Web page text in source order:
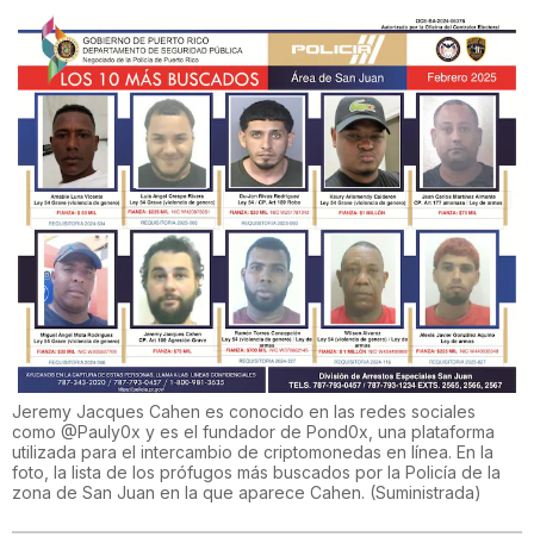
Jeremy Jacques Cahen es conocido en las redes sociales
como @Pauly0x y es el fundador de Pond0x, una plataforma
utilizada para el intercambio de criptomonedas en línea. En la
foto, la lista de los prófugos más buscados por la Policía de la
zona de San Juan en la que aparece Cahen. (Suministrada)